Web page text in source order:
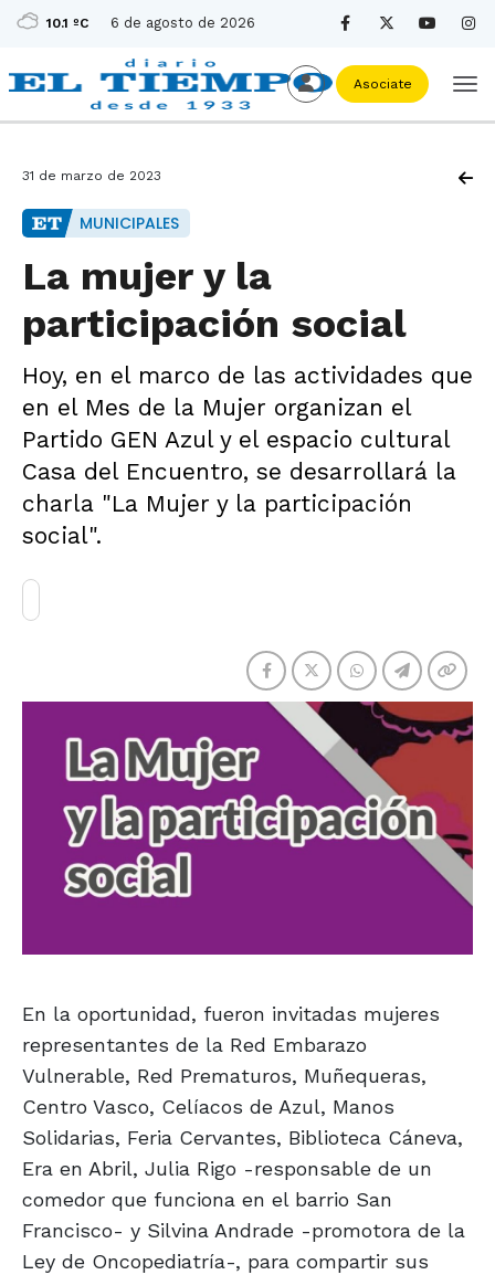
10.1 ºC 6 de agosto de 2026
Asociate
31 de marzo de 2023
MUNICIPALES
La mujer y la
participación social
Hoy, en el marco de las actividades que
en el Mes de la Mujer organizan el
Partido GEN Azul y el espacio cultural
Casa del Encuentro, se desarrollará la
charla "La Mujer y la participación
social".
En la oportunidad, fueron invitadas mujeres
representantes de la Red Embarazo
Vulnerable, Red Prematuros, Muñequeras,
Centro Vasco, Celíacos de Azul, Manos
Solidarias, Feria Cervantes, Biblioteca Cáneva,
Era en Abril, Julia Rigo -responsable de un
comedor que funciona en el barrio San
Francisco- y Silvina Andrade -promotora de la
Ley de Oncopediatría-, para compartir sus